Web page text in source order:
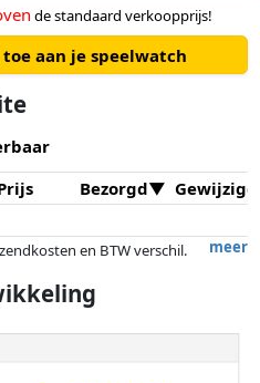
de standaard verkoopprijs!
aan je speelwatch
Bezorgd
Gewijzigd
meer
en BTW verschil.
zijn veranderd sinds de laatste
op. Alleen bij gelijke prijzen